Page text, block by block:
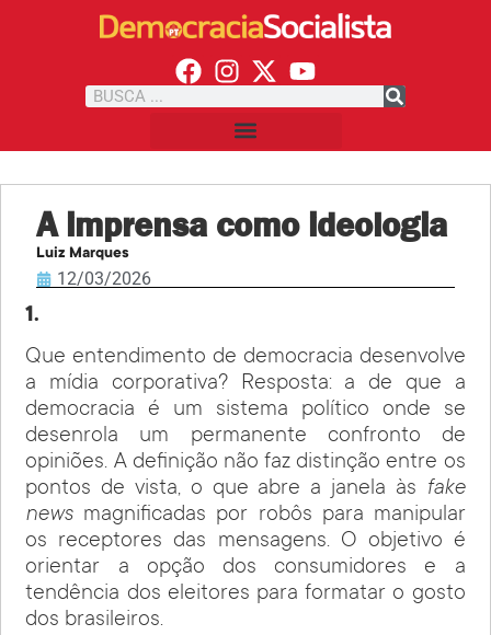
A imprensa como ideologia
Luiz Marques
12/03/2026
1.
Que entendimento de democracia desenvolve
a mídia corporativa? Resposta: a de que a
democracia é um sistema político onde se
desenrola um permanente confronto de
opiniões. A definição não faz distinção entre os
pontos de vista, o que abre a janela às fake
news magnificadas por robôs para manipular
os receptores das mensagens. O objetivo é
orientar a opção dos consumidores e a
tendência dos eleitores para formatar o gosto
dos brasileiros.